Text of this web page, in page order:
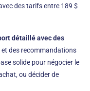
des tarifs entre 189 $
détaillé avec des
et des recommandations
solide pour négocier le
ou décider de